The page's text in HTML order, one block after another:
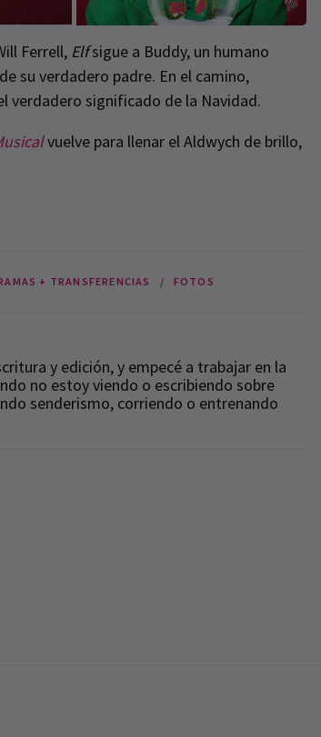
Ferrell, Elfsigue a Buddy, un humano
su verdadero padre. En el camino,
verdadero significado de la Navidad.
vuelve para llenar el Aldwych de brillo,
+ TRANSFERENCIAS FOTOS
y edición, y empecé a trabajar en la
no estoy viendo o escribiendo sobre
senderismo, corriendo o entrenando